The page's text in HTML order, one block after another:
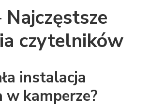
Najczęstsze
czytelników
instalacja
w kamperze?